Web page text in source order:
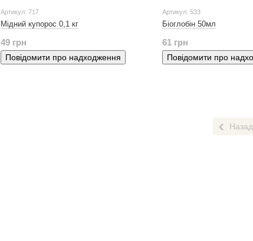
Артикул: 717
Мідний купорос 0,1 кг
49 грн
Повідомити про надходження
Артикул: 533
Біоглобін 50мл
61 грн
Повідомити про
Назад